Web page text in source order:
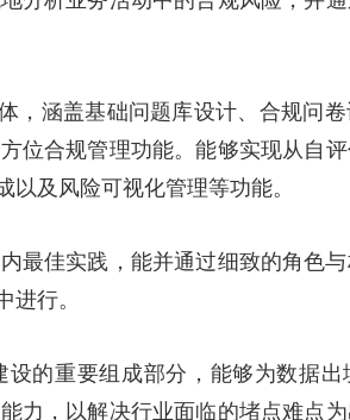
，涵盖基础问题库设计、合规问
位合规管理功能。能够实现从自
及风险可视化管理等功能。
最佳实践，能并通过细致的角色
行。
的重要组成部分，能够为数据
力，以解决行业面临的堵点难点